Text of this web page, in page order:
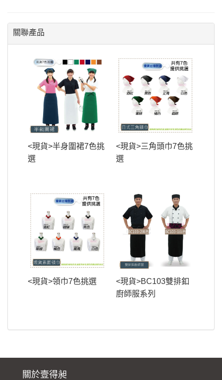
關聯產品
<現貨>半身圍裙7色挑
選
<現貨>三角頭巾7色挑
選
<現貨>領巾7色挑選
<現貨>BC103雙排釦
廚師服系列
關於壹得昶